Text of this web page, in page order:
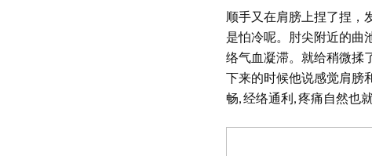
顺手又在肩膀上捏了捏，
是怕冷呢。肘尖附近的曲
络气血凝滞。就给稍微揉
下来的时候他说感觉肩膀
畅, 经络通利, 疼痛自然也